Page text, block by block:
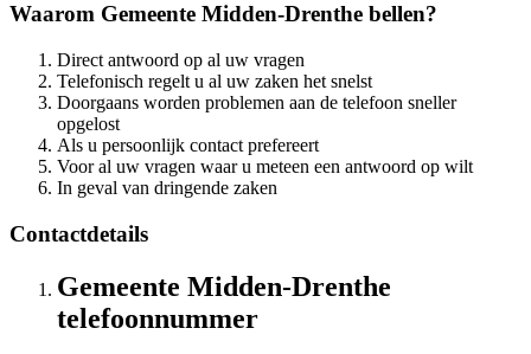
Waarom Gemeente Midden-Drenthe bellen?
Direct antwoord op al uw vragen
Telefonisch regelt u al uw zaken het snelst
Doorgaans worden problemen aan de telefoon sneller
opgelost
Als u persoonlijk contact prefereert
Voor al uw vragen waar u meteen een antwoord op wilt
In geval van dringende zaken
Contactdetails
Gemeente Midden-Drenthe
telefoonnummer